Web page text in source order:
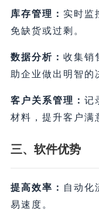
库存管理： 实时监
免缺货或过剩。
数据分析： 收集销
助企业做出明智的
客户关系管理： 记
材料，提升客户满
三、软件优势
提高效率： 自动化
易速度。